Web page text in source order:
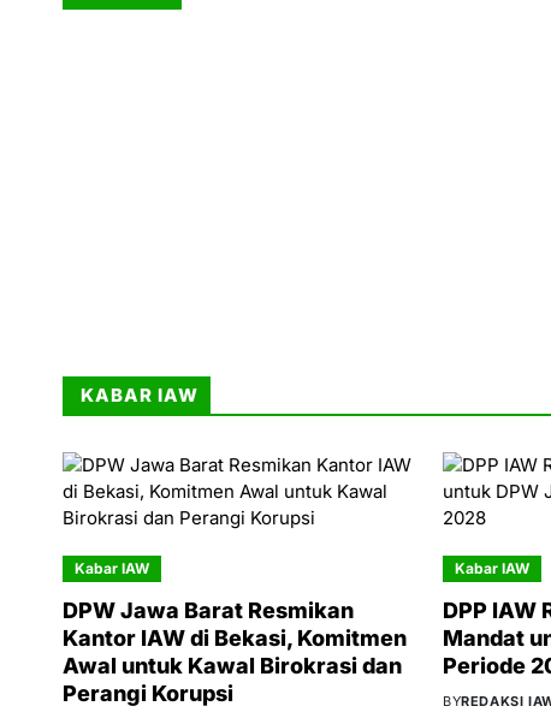
KABAR IAW
Kabar IAW
DPW Jawa Barat Resmikan
Kantor IAW di Bekasi, Komitmen
Awal untuk Kawal Birokrasi dan
Perangi Korupsi
Kabar IAW
DPP IAW
Mandat
Periode
BYREDAKSI